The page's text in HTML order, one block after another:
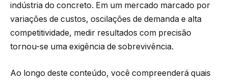
indústria do concreto. Em um mercado marcado por
variações de custos, oscilações de demanda e alta
competitividade, medir resultados com precisão
tornou-se uma exigência de sobrevivência.
Ao longo deste conteúdo, você compreenderá quais